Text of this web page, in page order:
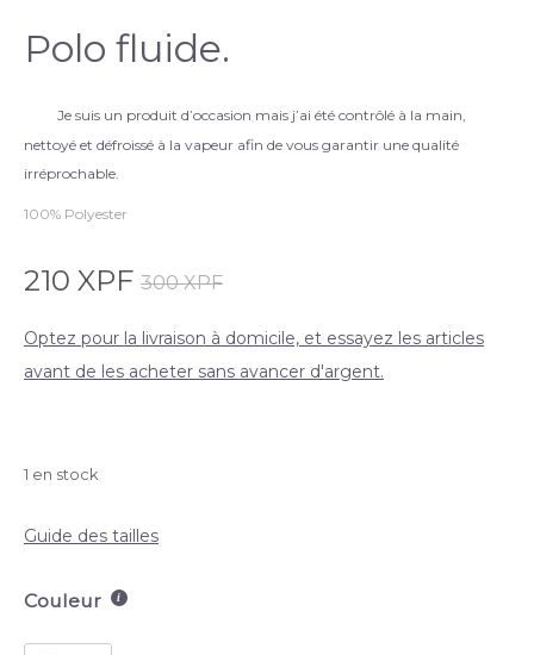
Polo fluide.
Je suis un produit d’occasion mais j’ai été contrôlé à la main,
nettoyé et défroissé à la vapeur afin de vous garantir une qualité
irréprochable.
100% Polyester
300XPF
210 XPF
Optez pour la livraison à domicile, et essayez les articles
avant de les acheter sans avancer d'argent.
1 en stock
Guide des tailles
Couleur